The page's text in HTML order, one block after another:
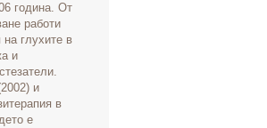
година. От
работи
глухите в
и
и
в
е